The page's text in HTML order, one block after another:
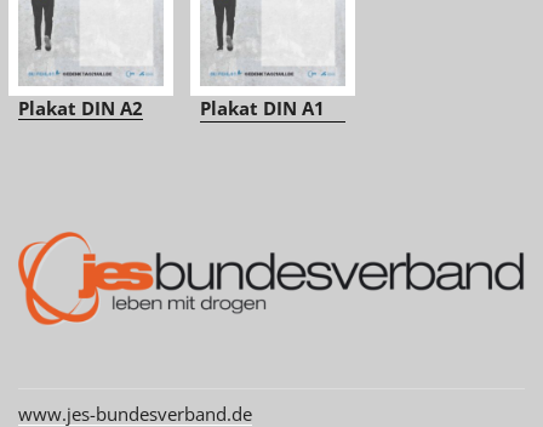
Plakat DIN A2 Plakat DIN A1
www.jes-bundesverband.de